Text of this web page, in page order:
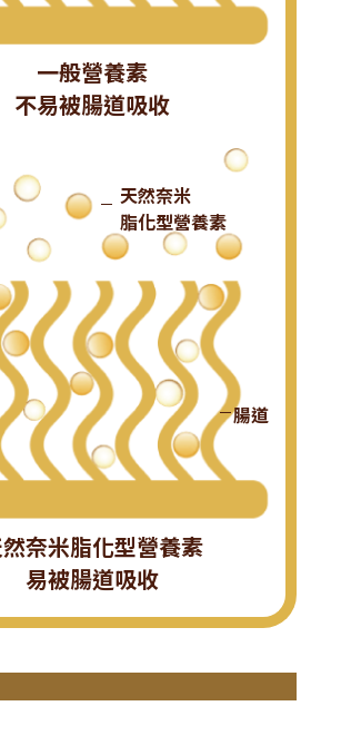
一般營養素
不易被腸道吸收
天然奈米
脂化型營養素
腸道
奈米脂化型營養素
易被腸道吸收